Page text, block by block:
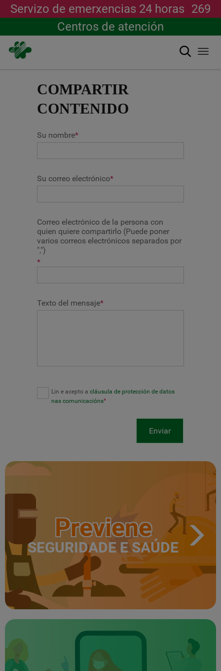
Servizo de emerxencias 24 horas 269
Centros de atención
Buscar
COMPARTIR
CONTENIDO
Su nombre*
Su correo electrónico*
Correo electrónico de la persona con
quien quiere compartirlo (Puede poner
varios correos electrónicos separados por
",")
*
Texto del mensaje*
Lin e acepto a cláusula de protección de datos
nas comunicacións*
Enviar
Previene
SEGURIDADE E SAÚDE